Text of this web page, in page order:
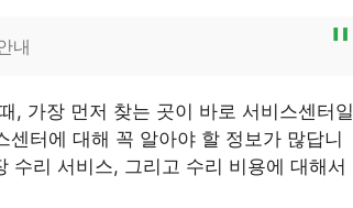
내
, 가장 먼저 찾는 곳이 바로 서비스센터일
터에 대해 꼭 알아야 할 정보가 많답니
수리 서비스, 그리고 수리 비용에 대해서